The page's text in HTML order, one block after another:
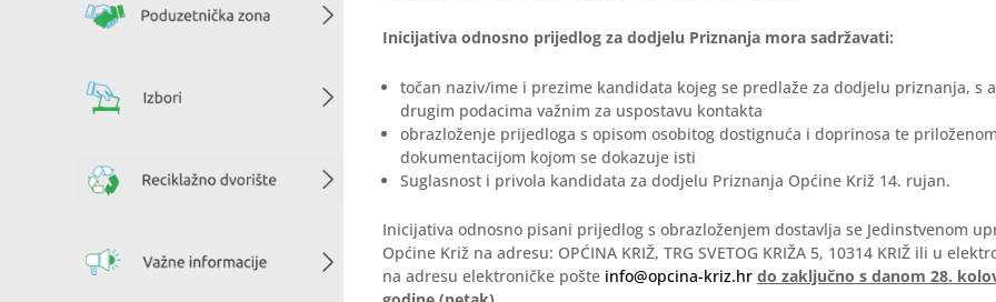
Inicijativa odnosno prijedlog za dodjelu Priznanja mora sadržavati:
točan naziv/ime i prezime kandidata kojeg se predlaže za dodjelu priznanja, s
drugim podacima važnim za uspostavu kontakta
obrazloženje prijedloga s opisom osobitog dostignuća i doprinosa te
dokumentacijom kojom se dokazuje isti
Suglasnost i privola kandidata za dodjelu Priznanja Općine Križ 14. rujan.
Inicijativa odnosno pisani prijedlog s obrazloženjem dostavlja se Jedinstvenom
Općine Križ na adresu: OPĆINA KRIŽ, TRG SVETOG KRIŽA 5, 10314 KRIŽ ili u
na adresu elektroničke pošte info@opcina-kriz.hr do zaključno s danom 28.